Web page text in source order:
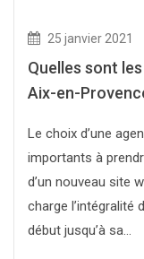
25 janvier 2021
Quelles sont
Aix-en-
Le choix d’une
importants à
d’un nouveau site
charge l’intégralité
début jusqu’à sa...